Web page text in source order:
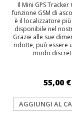
Il Mini GPS Tracker
funzione GSM di
è il localizzatore
disponibile nel
Grazie alle sue
ridotte, può essere
modo
55,00 €
AGGIUNGI AL